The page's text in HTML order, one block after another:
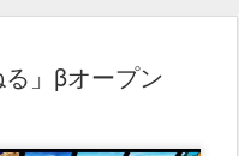
る」βオープン